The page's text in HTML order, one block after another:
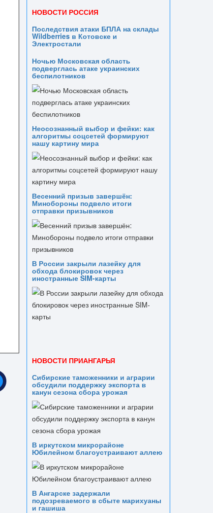
НОВОСТИ РОССИЯ
Последствия атаки БПЛА на склады
Wildberries в Котовске и
Электростали
Ночью Московская область
подверглась атаке украинских
беспилотников
Неосознанный выбор и фейки: как
алгоритмы соцсетей формируют
нашу картину мира
Весенний призыв завершён:
Минобороны подвело итоги
отправки призывников
В России закрыли лазейку для
обхода блокировок через
иностранные SIM-карты
НОВОСТИ ПРИАНГАРЬЯ
Сибирские таможенники и аграрии
обсудили поддержку экспорта в
канун сезона сбора урожая
В иркутском микрорайоне
Юбилейном благоустраивают аллею
В Ангарске задержали
подозреваемого в сбыте марихуаны
и гашиша